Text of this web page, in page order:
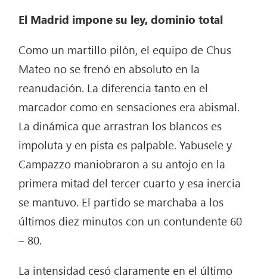
El Madrid impone su ley, dominio total
Como un martillo pilón, el equipo de Chus
Mateo no se frenó en absoluto en la
reanudación. La diferencia tanto en el
marcador como en sensaciones era abismal.
La dinámica que arrastran los blancos es
impoluta y en pista es palpable. Yabusele y
Campazzo maniobraron a su antojo en la
primera mitad del tercer cuarto y esa inercia
se mantuvo. El partido se marchaba a los
últimos diez minutos con un contundente 60
– 80.
La intensidad cesó claramente en el último